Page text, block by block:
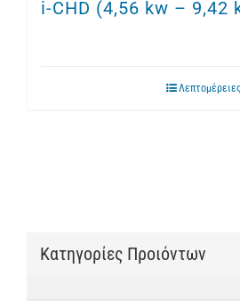
i-CHD (4,56 kw – 9,42
Λεπτομέρειες
Κατηγορίες Προιόντων